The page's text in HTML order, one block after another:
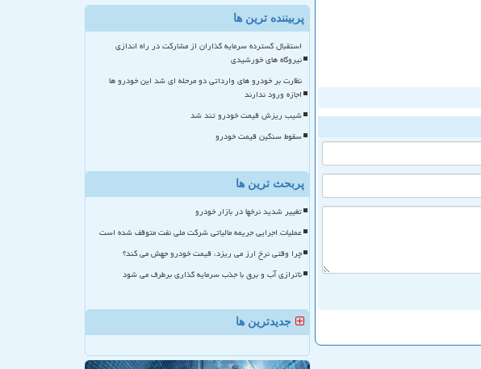
پربیننده ترین ها
استقبال گسترده سرمایه گذاران از مشارکت در راه اندازی
نیروگاه های خورشیدی
نظارت بر خودرو های وارداتی دو مرحله ای شد این خودرو ها
اجازه ورود ندارند
شیب ریزش قیمت خودرو تند شد
سقوط سنگین قیمت خودرو
پربحث ترین ها
تغییر شدید نرخها در بازار خودرو
عملیات اجرایی جریمه مالیاتی شرکت ملی نفت متوقف شده است
چرا وقتی نرخ ارز می ریزد، قیمت خودرو جهش می کند؟
ناترازی آب و برق با جذب سرمایه گذاری برطرف می شود
جدیدترین ها